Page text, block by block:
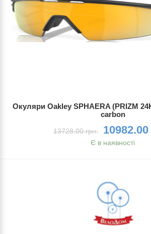
Окуляри Oakley SPHAERA (PRIZM
carbon
13728.00 грн. 10982.00
Є в наявності